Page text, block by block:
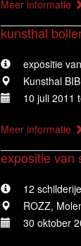
Meer informatie
kunsthal
expositie
Kunsthal
10 juli 2011
Meer informatie
expositie van
12
ROZZ,
30 oktober